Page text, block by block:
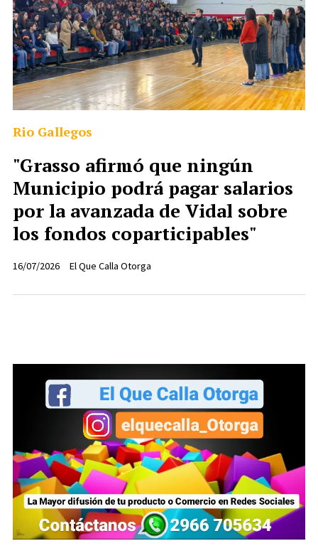
"Grasso afirmó que ningún
Municipio podrá pagar salarios
por la avanzada de Vidal sobre
los fondos coparticipables"
El Que Calla Otorga
Rio Gallegos
16/07/2026